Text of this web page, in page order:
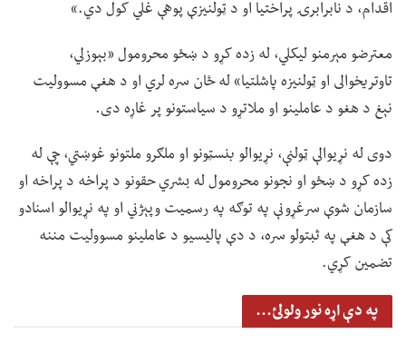
اقدام، د نابرابرۍ پراختیا او د ټولنیزې پوهې غلي کول دي.»
معترضو مېرمنو لیکلي، له زده کړو د ښځو محرومول «بېوزلي،
تاوتریخوالی او ټولنیزه پاشلتیا» له ځان سره لري او د هغې مسوولیت
نېغ د هغو د عاملینو او ملاتړو د سیاستونو پر غاړه دی.
دوی له نړیوالې ټولنې، نړیوالو بنسټونو او ملګرو ملتونو غوښتي، چې له
زده کړو د ښځو او نجونو محرومول له بشري حقونو د پراخه د پراخه او
سازمان شوې سرغړونې په توګه په رسمیت وپېژني او په نړیوالو اسنادو
کې د هغې په ثبتولو سره، د دې پالیسیو د عاملینو مسوولیت مننه
تضمین کړي.
په دې اړه نور ولولئ...